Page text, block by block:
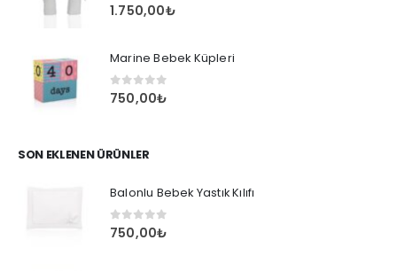
0 out of 5
1.750,00₺
Marine Bebek Küpleri
0out of 5
750,00₺
SON EKLENEN ÜRÜNLER
Balonlu Bebek Yastık Kılıfı
0out of 5
750,00₺